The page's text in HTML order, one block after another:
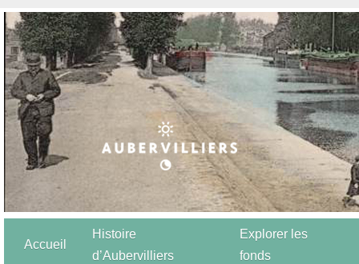
Accueil
Histoire
d’Aubervilliers
Explorer les
fonds